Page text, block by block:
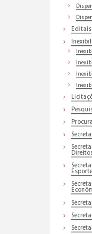
Editais